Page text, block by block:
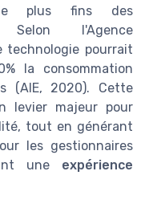
plus fins des
Selon l'Agence
technologie pourrait
la consommation
(AIE, 2020). Cette
levier majeur pour
tout en générant
les gestionnaires
une expérience